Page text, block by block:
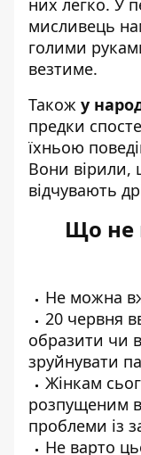
них легко. У
мисливець
голими
везтиме.
Також у
предки
їхньою
Вони вірили,
відчувають
Що не
Не можна
20 червня
образити чи
зруйнувати
Жінкам
розпущеним
проблеми із
Не варто